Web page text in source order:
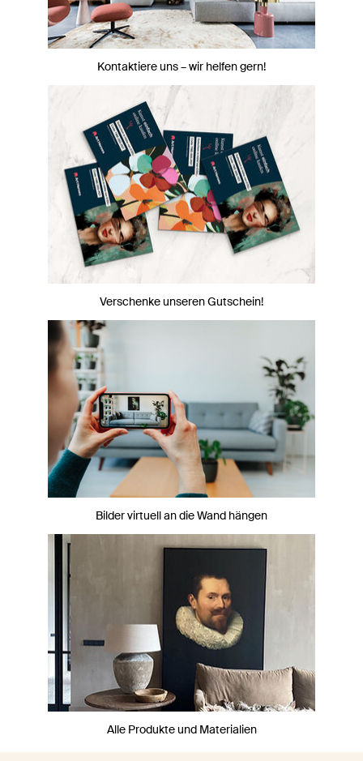
Kontaktiere uns – wir helfen gern!
Verschenke unseren Gutschein!
Bilder virtuell an die Wand hängen
Alle Produkte und Materialien